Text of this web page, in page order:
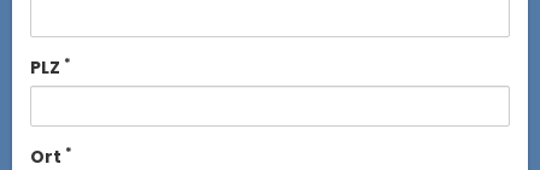
PLZ *
Ort *